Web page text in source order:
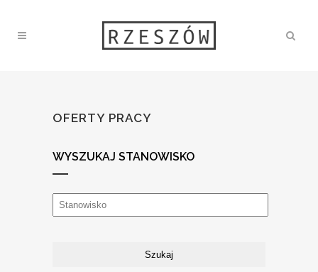
OFERTY PRACY
WYSZUKAJ STANOWISKO